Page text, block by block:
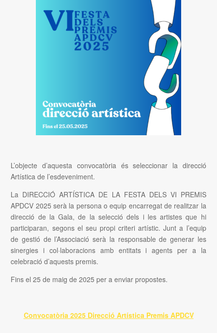
L’objecte d’aquesta convocatòria és seleccionar la direcció
Artística de l’esdeveniment.
La DIRECCIÓ ARTÍSTICA DE LA FESTA DELS VI PREMIS
APDCV 2025 serà la persona o equip encarregat de realitzar la
direcció de la Gala, de la selecció dels i les artistes que hi
participaran, segons el seu propi criteri artístic. Junt a l’equip
de gestió de l’Associació serà la responsable de generar les
sinergies i col·laboracions amb entitats i agents per a la
celebració d’aquests premis.
Fins el 25 de maig de 2025 per a enviar propostes.
Convocatòria 2025 Direcció Artística Premis APDCV